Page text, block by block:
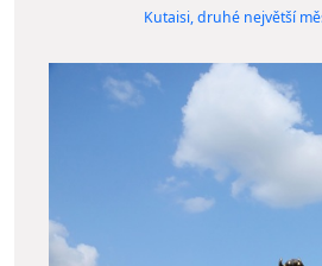
Kutaisi, druhé největší